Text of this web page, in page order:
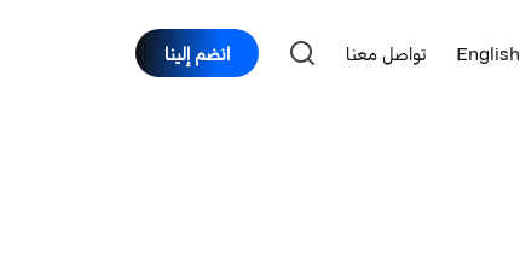
English تواصل معنا انضم إلينا